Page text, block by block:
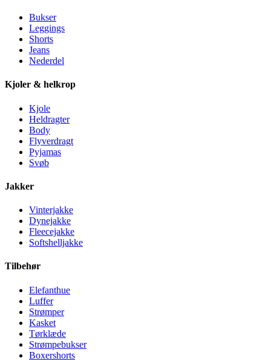
Bukser
Leggings
Shorts
Jeans
Nederdel
Kjoler & helkrop
Kjole
Heldragter
Body
Flyverdragt
Pyjamas
Svøb
Jakker
Vinterjakke
Dynejakke
Fleecejakke
Softshelljakke
Tilbehør
Elefanthue
Luffer
Strømper
Kasket
Tørklæde
Strømpebukser
Boxershorts